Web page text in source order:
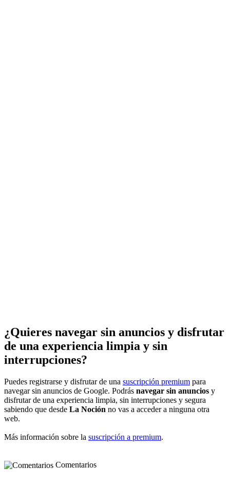
¿Quieres navegar sin anuncios y disfrutar
de una experiencia limpia y sin
interrupciones?
Puedes registrarse y disfrutar de una suscripción premium para
navegar sin anuncios de Google. Podrás navegar sin anuncios y
disfrutar de una experiencia limpia, sin interrupciones y segura
sabiendo que desde La Noción no vas a acceder a ninguna otra
web.
Más información sobre la suscripción a premium.
Comentarios